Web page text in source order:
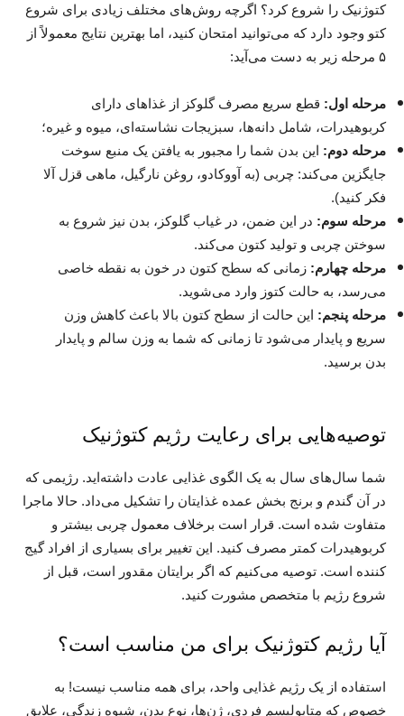
کتوژنیک را شروع کرد؟ اگرچه روش‌های مختلف زیادی برای شروع
کتو وجود دارد که می‌توانید امتحان کنید، اما بهترین نتایج معمولاً از
۵ مرحله زیر به دست می‌آید:
مرحله اول: قطع سریع مصرف گلوکز از غذاهای دارای
کربوهیدرات، شامل دانه‌ها، سبزیجات نشاسته‌ای، میوه و غیره؛
مرحله دوم: این بدن شما را مجبور به یافتن یک منبع سوخت
جایگزین می‌کند: چربی (به آووکادو، روغن نارگیل، ماهی قزل آلا
فکر کنید).
مرحله سوم: در این ضمن، در غیاب گلوکز، بدن نیز شروع به
سوختن چربی و تولید کتون می‌کند.
مرحله چهارم: زمانی که سطح کتون در خون به نقطه خاصی
می‌رسد، به حالت کتوز وارد می‌شوید.
مرحله پنجم: این حالت از سطح کتون بالا باعث کاهش وزن
سریع و پایدار می‌شود تا زمانی که شما به وزن سالم و پایدار
بدن برسید.
توصیه‌هایی برای رعایت رژیم کتوژنیک
شما سال‌های سال به یک الگوی غذایی عادت داشته‌اید. رژیمی که
در آن گندم و برنج بخش عمده غذایتان را تشکیل می‌داد. حالا ماجرا
متفاوت شده است. قرار است برخلاف معمول چربی بیشتر و
کربوهیدرات کمتر مصرف کنید. این تغییر برای بسیاری از افراد گیج
کننده است. توصیه می‌کنیم که اگر برایتان مقدور است، قبل از
شروع رژیم با متخصص مشورت کنید.
آیا رژیم کتوژنیک برای من مناسب است؟
استفاده از یک رژیم غذایی واحد، برای همه مناسب نیست! به
خصوص که متابولیسم فردی، ژن‌ها، نوع بدن، شیوه زندگی، علایق